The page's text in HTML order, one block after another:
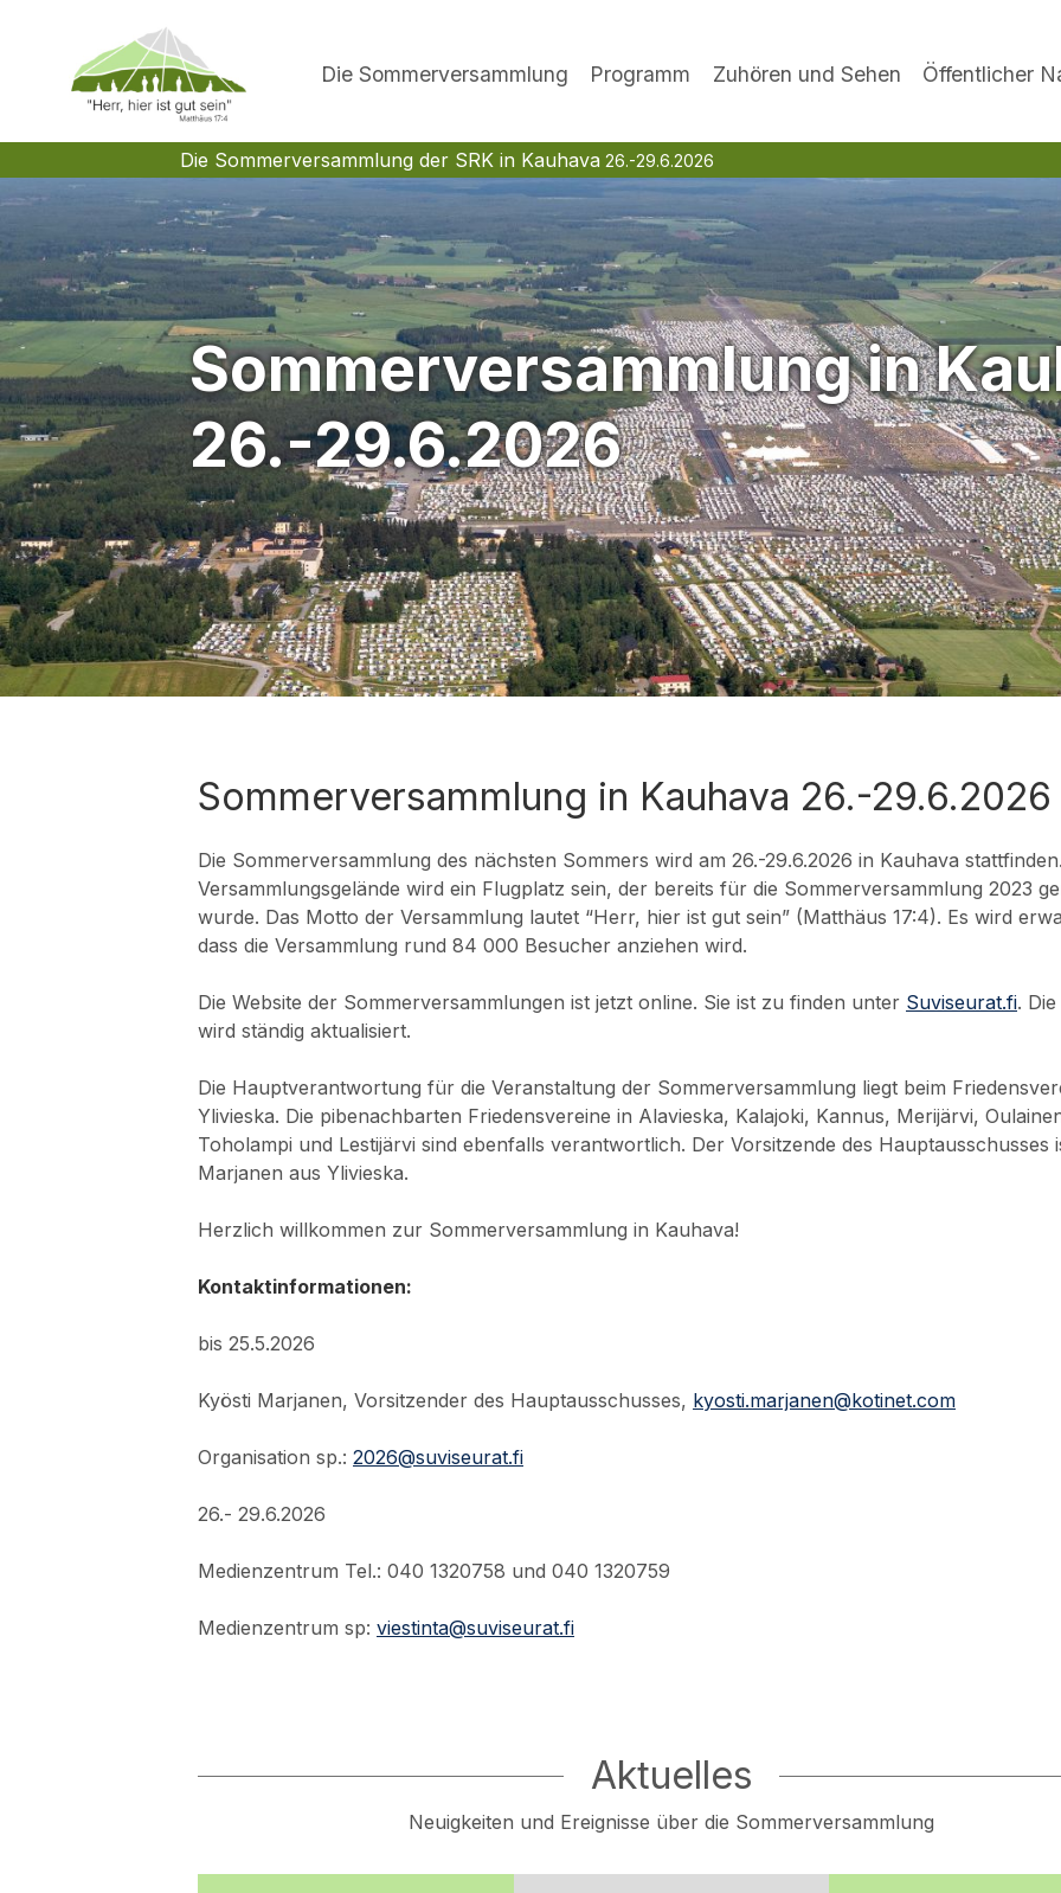
to
content
Geben Sie einen Suchbegriff ein, um zu suchen.
Die Sommerversammlung Programm Zuhören und Sehen Öffentlicher
Die Sommerversammlung der SRK in Kauhava 26.-29.6.2026
Sommerversammlung in
26.-29.6.2026
Sommerversammlung in Kauhava 26.-29.6.2026
Die Sommerversammlung des nächsten Sommers wird am 26.-29.6.2026 in Kauhava
Versammlungsgelände wird ein Flugplatz sein, der bereits für die Sommerversammlung 2023
wurde. Das Motto der Versammlung lautet “Herr, hier ist gut sein” (Matthäus 17:4). Es wird
dass die Versammlung rund 84 000 Besucher anziehen wird.
Die Website der Sommerversammlungen ist jetzt online. Sie ist zu finden unter Suviseurat.fi.
wird ständig aktualisiert.
Die Hauptverantwortung für die Veranstaltung der Sommerversammlung liegt beim
Ylivieska. Die pibenachbarten Friedensvereine in Alavieska, Kalajoki, Kannus, Merijärvi,
Toholampi und Lestijärvi sind ebenfalls verantwortlich. Der Vorsitzende des Hauptausschusses
Marjanen aus Ylivieska.
Herzlich willkommen zur Sommerversammlung in Kauhava!
Kontaktinformationen:
bis 25.5.2026
Kyösti Marjanen, Vorsitzender des Hauptausschusses, kyosti.marjanen@kotinet.com
Organisation sp.: 2026@suviseurat.fi
26.- 29.6.2026
Medienzentrum Tel.: 040 1320758 und 040 1320759
Medienzentrum sp: viestinta@suviseurat.fi
Aktuelles
Neuigkeiten und Ereignisse über die Sommerversammlung